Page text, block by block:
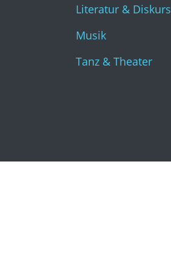
Literatur & Diskurs
Musik
Tanz & Theater